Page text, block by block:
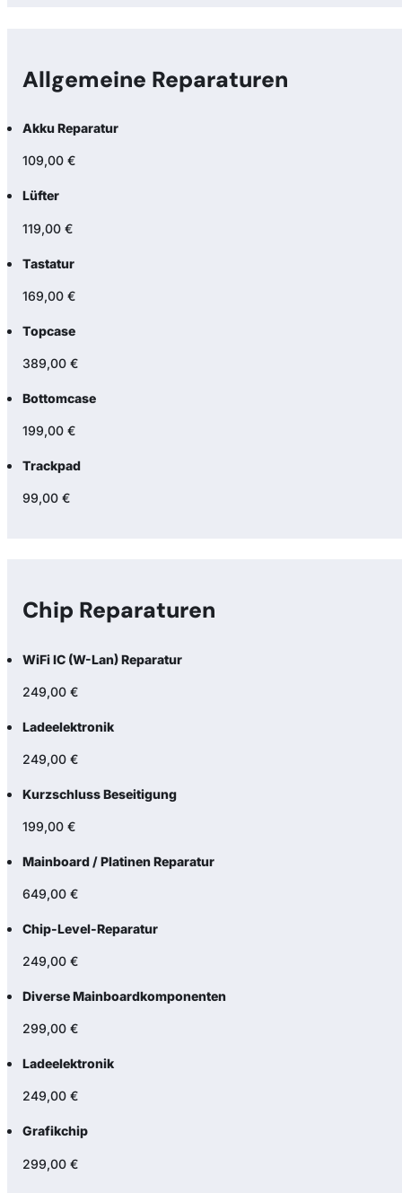
Allgemeine Reparaturen
Akku Reparatur
109,00 €
Lüfter
119,00 €
Tastatur
169,00 €
Topcase
389,00 €
Bottomcase
199,00 €
Trackpad
99,00 €
Chip Reparaturen
WiFi IC (W-Lan) Reparatur
249,00 €
Ladeelektronik
249,00 €
Kurzschluss Beseitigung
199,00 €
Mainboard / Platinen Reparatur
649,00 €
Chip-Level-Reparatur
249,00 €
Diverse Mainboardkomponenten
299,00 €
Ladeelektronik
249,00 €
Grafikchip
299,00 €